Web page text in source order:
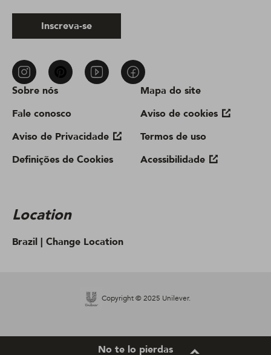
Sobre nós
Fale conosco
Aviso de Privacidade
Definições de Cookies
Mapa do site
Aviso de cookies
Termos de uso
Acessibilidade
Location
Brazil | Change Location
Inscreva-se
Copyright © 2025 Unilever.
No te lo pierdas